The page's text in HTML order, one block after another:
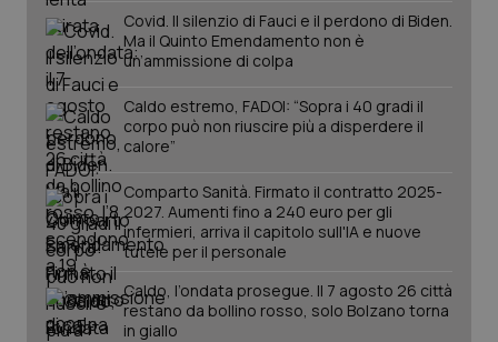
Covid. Il silenzio di Fauci e il perdono di Biden.
Ma il Quinto Emendamento non è
un’ammissione di colpa
Caldo estremo, FADOI: “Sopra i 40 gradi il
corpo può non riuscire più a disperdere il
calore”
Comparto Sanità. Firmato il contratto 2025-
2027. Aumenti fino a 240 euro per gli
infermieri, arriva il capitolo sull'IA e nuove
tutele per il personale
Caldo, l’ondata prosegue. Il 7 agosto 26 città
restano da bollino rosso, solo Bolzano torna
in giallo
Google LLC
.quotidianosanita.it